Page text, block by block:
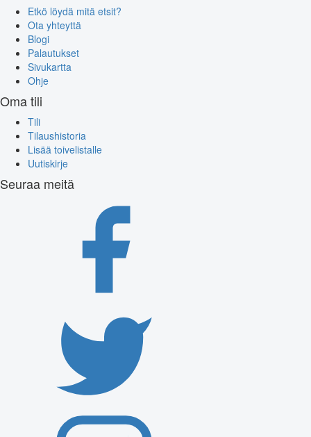
Etkö löydä mitä etsit?
Ota yhteyttä
Blogi
Palautukset
Sivukartta
Ohje
Oma tili
Tili
Tilaushistoria
Lisää toivelistalle
Uutiskirje
Seuraa meitä